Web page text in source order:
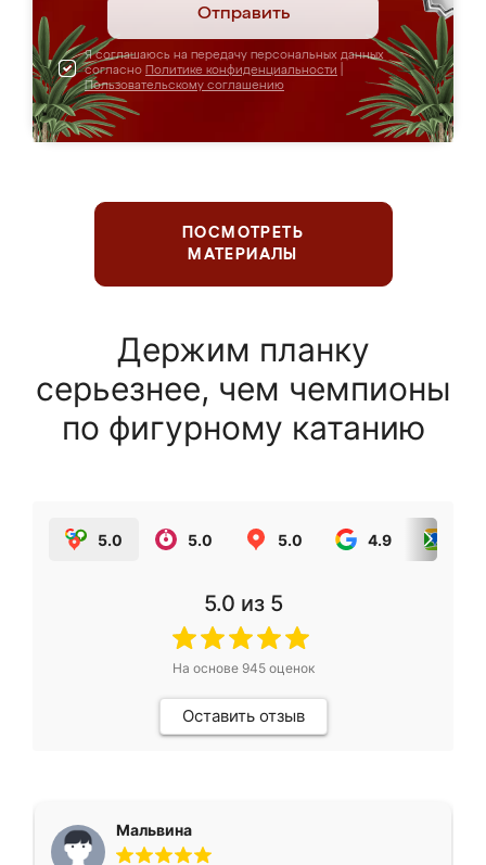
Отправить
Я соглашаюсь на передачу персональных данных
согласно Политике конфиденциальности
Пользовательскому соглашению
ПОСМОТРЕТЬ
МАТЕРИАЛЫ
Держим планку
серьезнее, чем чемпионы
по фигурному катанию
5.0 5.0 5.0 4.9
5.0 из 5
На основе 945оценок
Оставить отзыв
Мальвина